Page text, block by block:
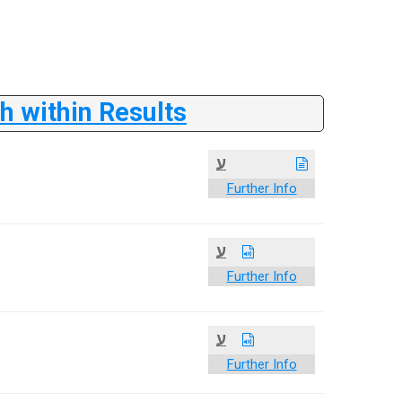
within Results
ע
Further Info
ע
Further Info
ע
Further Info